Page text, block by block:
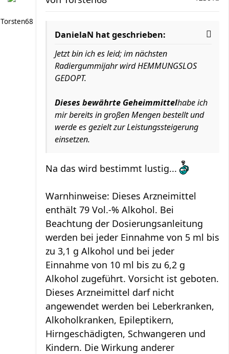
Torsten68
DanielaN hat geschrieben:
Jetzt bin ich es leid; im nächsten
Radiergummijahr wird HEMMUNGSLOS
GEDOPT.
Dieses bewährte Geheimmittelhabe ich
mir bereits in großen Mengen bestellt und
werde es gezielt zur Leistungssteigerung
einsetzen.
Na das wird bestimmt lustig...
Warnhinweise: Dieses Arzneimittel
enthält 79 Vol.-% Alkohol. Bei
Beachtung der Dosierungsanleitung
werden bei jeder Einnahme von 5 ml bis
zu 3,1 g Alkohol und bei jeder
Einnahme von 10 ml bis zu 6,2 g
Alkohol zugeführt. Vorsicht ist geboten.
Dieses Arzneimittel darf nicht
angewendet werden bei Leberkranken,
Alkoholkranken, Epileptikern,
Hirngeschädigten, Schwangeren und
Kindern. Die Wirkung anderer